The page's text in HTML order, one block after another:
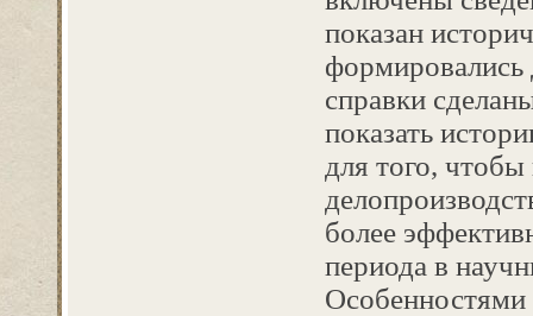
показан
справки
показать
для того,
более
периода в
Особенностями